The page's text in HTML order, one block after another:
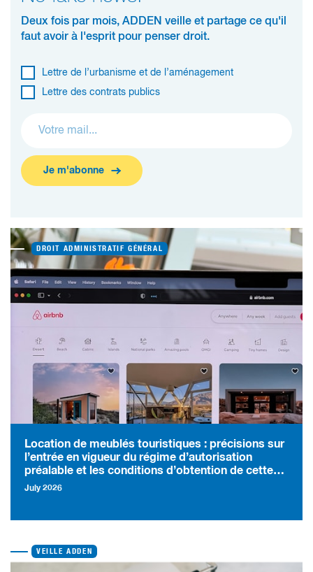
Deux fois par mois, ADDEN veille et partage ce qu'il
faut avoir à l'esprit pour penser droit.
Lettre de l’urbanisme et de l’aménagement
Lettre des contrats publics
Je m'abonne
DROIT ADMINISTRATIF GÉNÉRAL
Location de meublés touristiques : précisions sur
l’entrée en vigueur du régime d’autorisation
préalable et les conditions d’obtention de cette
autorisation
July 2026
VEILLE ADDEN